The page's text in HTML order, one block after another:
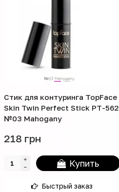
Стик для контуринга TopFace
Skin Twin Perfect Stick PT-562
№03 Mahogany
218 грн
Купить
Быстрый заказ